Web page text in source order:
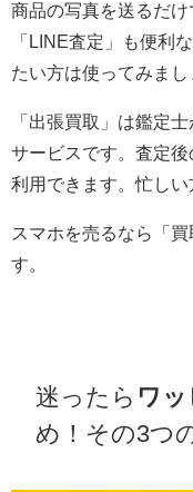
商品の写真を送るだ
「LINE査定」も便利
たい方は使ってみまし
「出張買取」は鑑定
サービスです。査定
利用できます。忙しい
スマホを売るなら「
す。
迷ったら ワ
め！その3つ